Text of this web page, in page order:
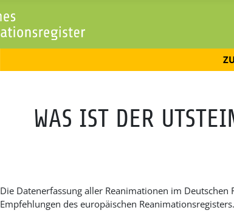
WAS IST DER
Die Datenerfassung aller Reanimationen im
Empfehlungen des europäischen